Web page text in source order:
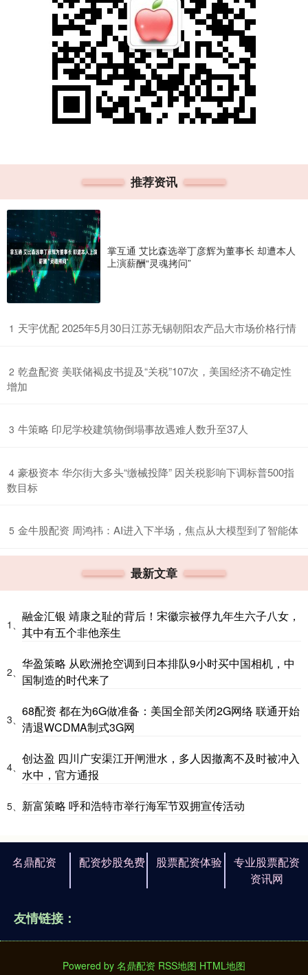
推荐资讯
掌互通 艾比森选举丁彦辉为董事长 却遭本人
上演薪酬“灵魂拷问”
1 ​天宇优配 2025年5月30日江苏无锡朝阳农产品大市场价格行情
2 ​乾盘配资 美联储褐皮书提及“关税”107次，美国经济不确定性
增加
3 ​牛策略 印尼学校建筑物倒塌事故遇难人数升至37人
4 ​豪极资本 华尔街大多头“缴械投降” 因关税影响下调标普500指
数目标
5 ​金牛股配资 周鸿祎：AI进入下半场，焦点从大模型到了智能体
最新文章
1、
融金汇银 靖康之耻的背后！宋徽宗被俘九年生六子八女，
其中有五个非他亲生
2、
华盈策略 从欧洲抢空调到日本排队9小时买中国相机，中
国制造的时代来了
3、
68配资 都在为6G做准备：美国全部关闭2G网络 联通开始
清退WCDMA制式3G网
4、
创达盈 四川广安渠江开闸泄水，多人因撤离不及时被冲入
水中，官方通报
5、 新富策略 呼和浩特市举行海军节双拥宣传活动
名鼎配资 配资炒股免费 股票配资体验
专业股票配资
资讯网
友情链接：
Powered by 名鼎配资 RSS地图 HTML地图